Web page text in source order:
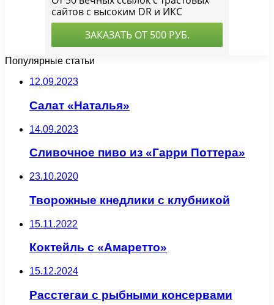
Популярные статьи
12.09.2023
Салат «Наталья»
14.09.2023
Сливочное пиво из «Гарри Поттера»
23.10.2020
Творожные кнедлики с клубникой
15.11.2022
Коктейль с «Амаретто»
15.12.2024
Расстегаи с рыбными консервами